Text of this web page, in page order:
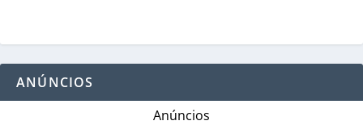
ANÚNCIOS
Anúncios